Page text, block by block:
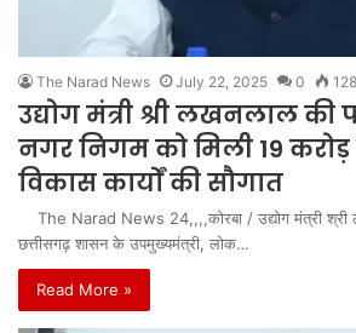
The Narad News July 22, 2025 0 128
उद्योग मंत्री श्री लखनलाल की
नगर निगम को मिली 19
विकास कार्यों की सौगात
The Narad News 24,,,,कोरबा / उद्योग मंत्री श्री
छत्तीसगढ़ शासन के उपमुख्यमंत्री, लोक…
Read More »